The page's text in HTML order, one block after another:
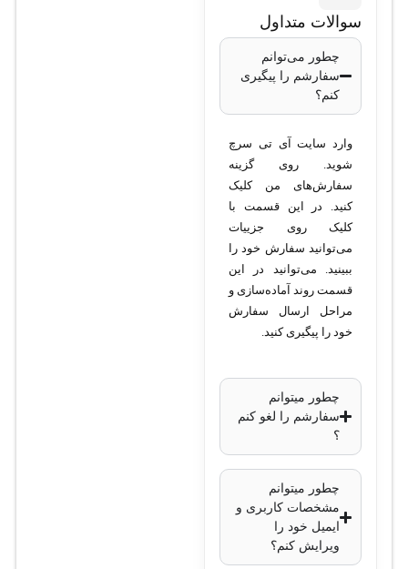
C38XS
I3/E/Y/M/2.8mm/V4.0
نوع دوربین: تحت
شبکه (IP)
کیفیت تصویر
مگاپیکسل
لنز
: ثابت واید 2.8
میلی‌متر
برد دید در شب
مادون قرمز
استاندارد مقاومت:
IP67 (مقاوم در
برابر آب و گرد و
غبار)
H.265 برای کاهش
حجم فایل‌ها و
صرفه‌جویی در
سوالات متداول
چطور می‌توانم
سفارشم را پیگیری
کنم؟
وارد سایت آی تی سرچ
شوید. روی گزینه
سفارش‌های من کلیک
کنید. در این قسمت با
کلیک روی جزییات
می‌توانید سفارش خود را
ببینید. می‌توانید در این
قسمت روند آماده‌سازی و
مراحل ارسال سفارش
خود را پیگیری کنید.
چطور میتوانم
سفارشم را لغو کنم
؟
چطور میتوانم
مشخصات کاربری و
ایمیل خود را
ویرایش کنم؟